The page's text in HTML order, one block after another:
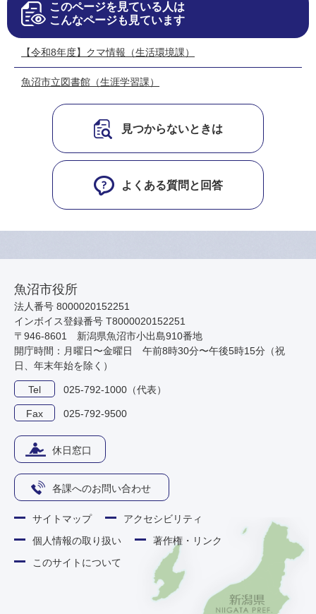
このページを見ている人は
こんなページも見ています
【令和8年度】クマ情報（生活環境課）
魚沼市立図書館（生涯学習課）
見つからないときは
よくある質問と回答
魚沼市役所
法人番号 8000020152251
インボイス登録番号 T8000020152251
〒946-8601 新潟県魚沼市小出島910番地
開庁時間：月曜日〜金曜日 午前8時30分〜午後5時15分（祝
日、年末年始を除く）
Tel 025-792-1000（代表）
Fax 025-792-9500
休日窓口
各課へのお問い合わせ
サイトマップ
アクセシビリティ
個人情報の取り扱い
著作権・リンク
このサイトについて